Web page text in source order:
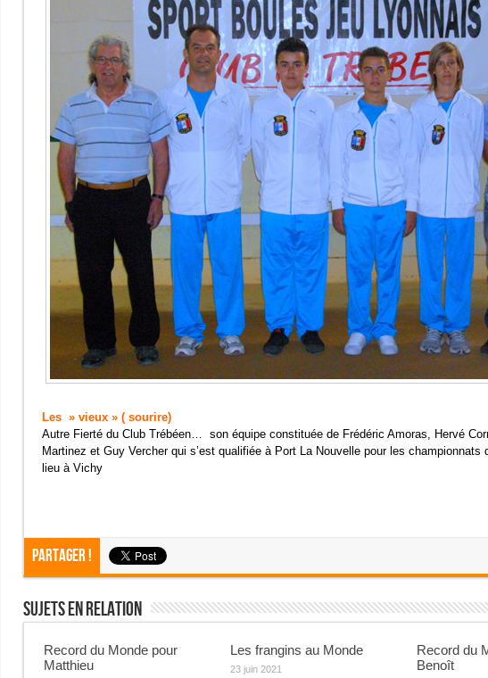
Les » vieux » ( sourire)
Autre Fierté du Club Trébéen… son équipe constituée de Frédéric Amoras, Hervé
Martinez et Guy Vercher qui s’est qualifiée à Port La Nouvelle pour les championnats
lieu à Vichy
Partager !
Sujets En Relation
Record du Monde pour
Matthieu
Les frangins au Monde
23 juin 2021
Record du
Benoît